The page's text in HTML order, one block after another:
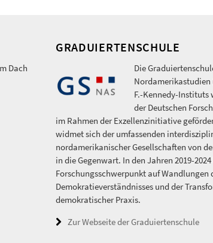
Dach
GRADUIERTENSCHULE
Die
Nordamerikastudien
F.-Kennedy-Instituts
der Deutschen
im Rahmen der Exzellenzinitiative
widmet sich der umfassenden
nordamerikanischer Gesellschaften von
in die Gegenwart. In den Jahren 2019-
Forschungsschwerpunkt auf Wandlungen
Demokratieverständnisses und der
demokratischer Praxis.
Zur Webseite der Graduiertenschule